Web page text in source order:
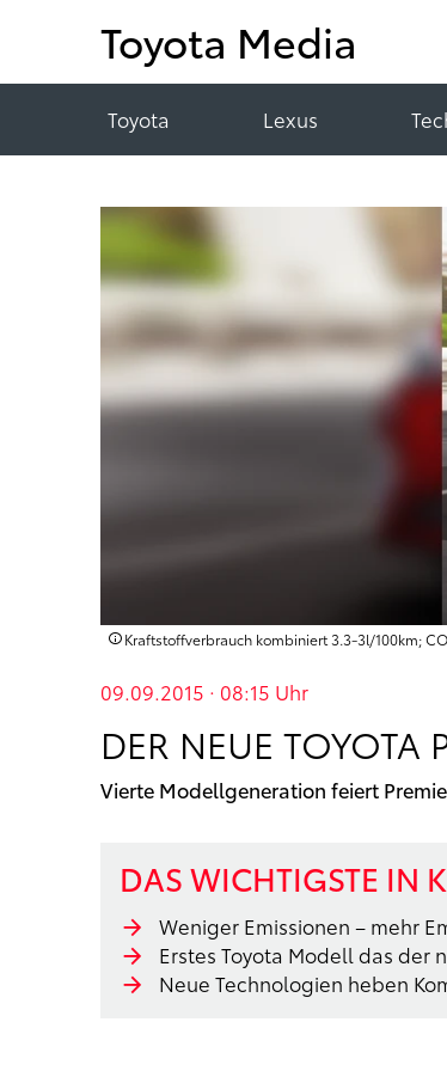
Toyota Media
Toyota Lexus
Kraftstoffverbrauch kombiniert 3.3‑3l/100km;
09.09.2015 · 08:15 Uhr
DER NEUE TOYOTA
Vierte Modellgeneration feiert
DAS WICHTIGSTE IN
Weniger Emissionen – mehr
Erstes Toyota Modell das der
Neue Technologien heben